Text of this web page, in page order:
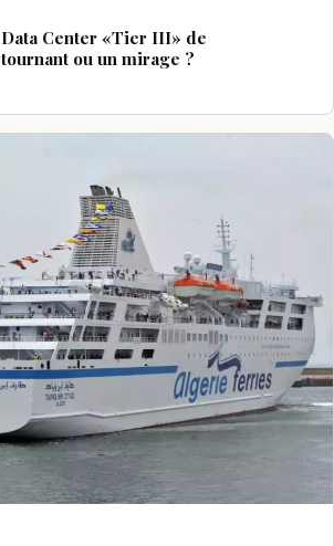
Center «Tier III» de
ou un mirage ?